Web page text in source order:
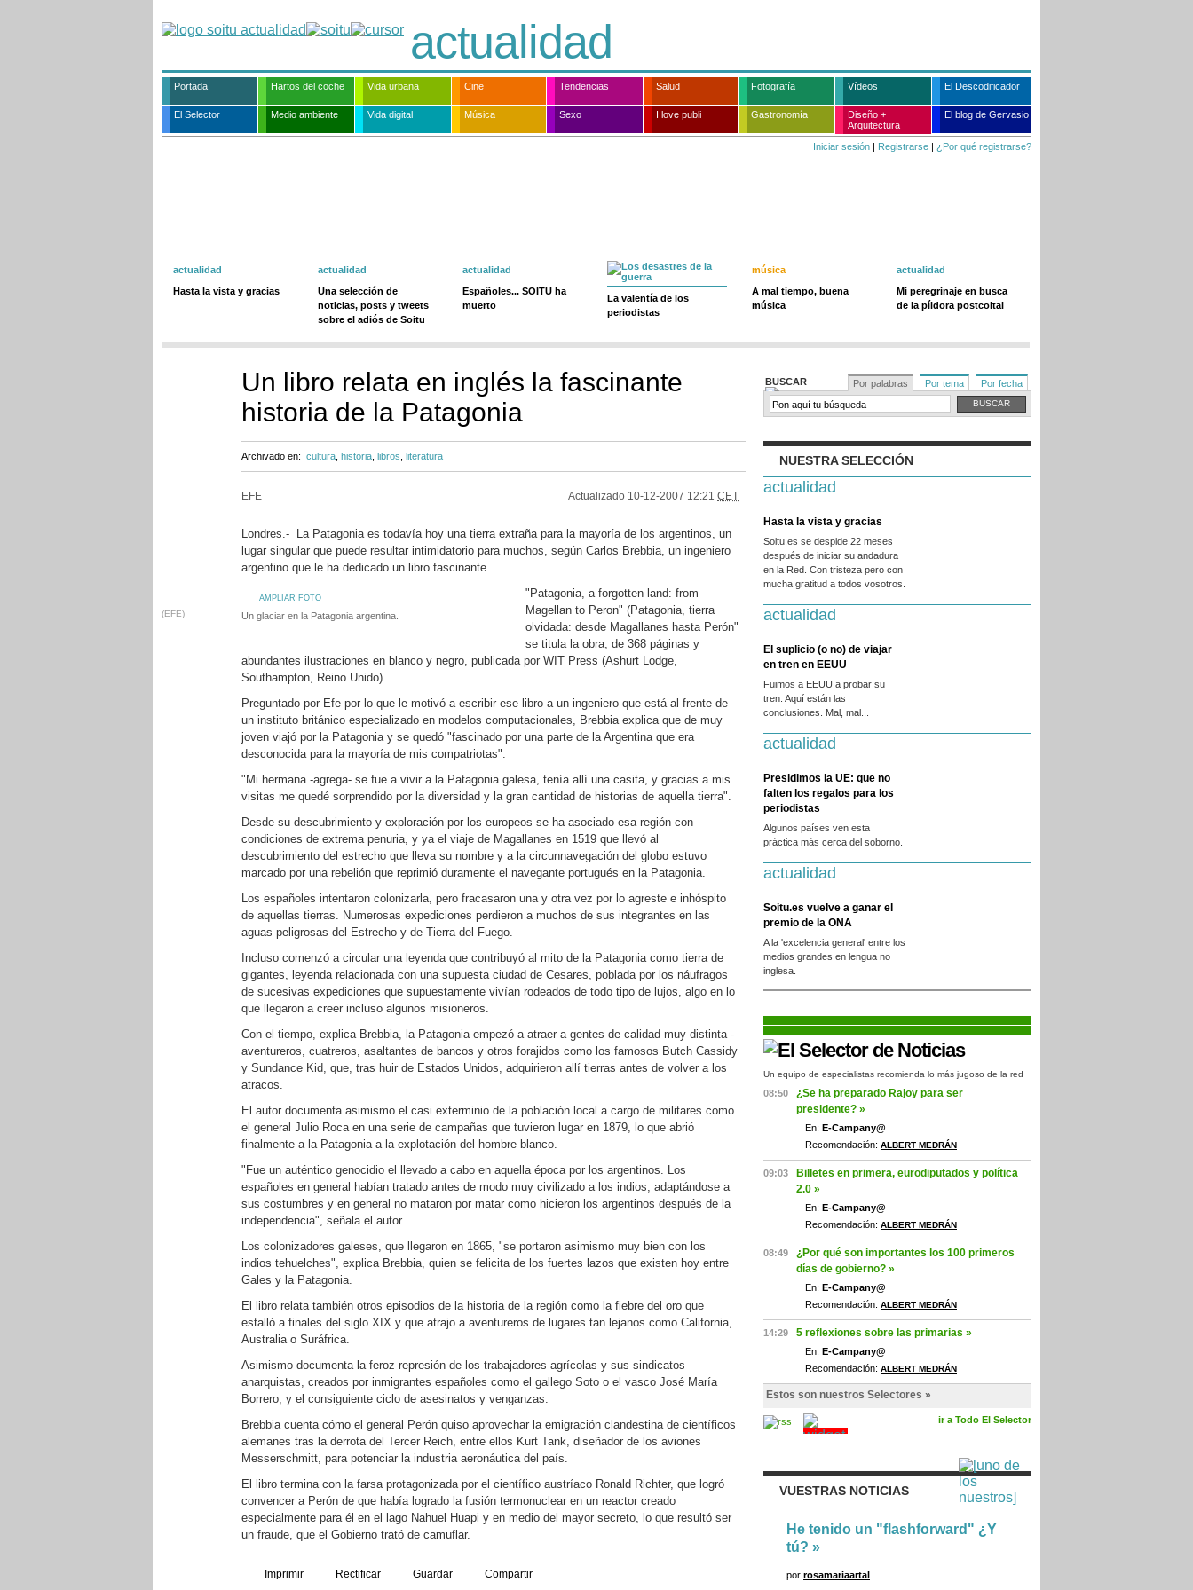
actualidad
Portada Hartos del coche Vida urbana Cine Tendencias Salud Fotografía Vídeos El Descodificador
El Selector Medio ambiente Vida digital Música Sexo I love publi Gastronomía
Diseño +
Arquitectura
El blog de Gervasio
Iniciar sesión | Registrarse | ¿Por qué registrarse?
actualidad
Hasta la vista y gracias
actualidad
Una selección de
noticias, posts y tweets
sobre el adiós de Soitu
actualidad
Españoles... SOITU ha
muerto
La valentía de los
periodistas
música
A mal tiempo, buena
música
actualidad
Mi peregrinaje en busca
de la píldora postcoital
Un libro relata en inglés la fascinante
historia de la Patagonia
Archivado en: cultura historia libros literatura
EFE Actualizado 10-12-2007 12:21 CET
Londres.- La Patagonia es todavía hoy una tierra extraña para la mayoría de los argentinos, un
lugar singular que puede resultar intimidatorio para muchos, según Carlos Brebbia, un ingeniero
argentino que le ha dedicado un libro fascinante.
AMPLIAR FOTO
(EFE) Un glaciar en la Patagonia argentina.
"Patagonia, a forgotten land: from
Magellan to Peron" (Patagonia, tierra
olvidada: desde Magallanes hasta Perón"
se titula la obra, de 368 páginas y
abundantes ilustraciones en blanco y negro, publicada por WIT Press (Ashurt Lodge,
Southampton, Reino Unido).
Preguntado por Efe por lo que le motivó a escribir ese libro a un ingeniero que está al frente de
un instituto británico especializado en modelos computacionales, Brebbia explica que de muy
joven viajó por la Patagonia y se quedó "fascinado por una parte de la Argentina que era
desconocida para la mayoría de mis compatriotas".
"Mi hermana -agrega- se fue a vivir a la Patagonia galesa, tenía allí una casita, y gracias a mis
visitas me quedé sorprendido por la diversidad y la gran cantidad de historias de aquella tierra".
Desde su descubrimiento y exploración por los europeos se ha asociado esa región con
condiciones de extrema penuria, y ya el viaje de Magallanes en 1519 que llevó al
descubrimiento del estrecho que lleva su nombre y a la circunnavegación del globo estuvo
marcado por una rebelión que reprimió duramente el navegante portugués en la Patagonia.
Los españoles intentaron colonizarla, pero fracasaron una y otra vez por lo agreste e inhóspito
de aquellas tierras. Numerosas expediciones perdieron a muchos de sus integrantes en las
aguas peligrosas del Estrecho y de Tierra del Fuego.
Incluso comenzó a circular una leyenda que contribuyó al mito de la Patagonia como tierra de
gigantes, leyenda relacionada con una supuesta ciudad de Cesares, poblada por los náufragos
de sucesivas expediciones que supuestamente vivían rodeados de todo tipo de lujos, algo en lo
que llegaron a creer incluso algunos misioneros.
Con el tiempo, explica Brebbia, la Patagonia empezó a atraer a gentes de calidad muy distinta -
aventureros, cuatreros, asaltantes de bancos y otros forajidos como los famosos Butch Cassidy
y Sundance Kid, que, tras huir de Estados Unidos, adquirieron allí tierras antes de volver a los
atracos.
El autor documenta asimismo el casi exterminio de la población local a cargo de militares como
el general Julio Roca en una serie de campañas que tuvieron lugar en 1879, lo que abrió
finalmente a la Patagonia a la explotación del hombre blanco.
"Fue un auténtico genocidio el llevado a cabo en aquella época por los argentinos. Los
españoles en general habían tratado antes de modo muy civilizado a los indios, adaptándose a
sus costumbres y en general no mataron por matar como hicieron los argentinos después de la
independencia", señala el autor.
Los colonizadores galeses, que llegaron en 1865, "se portaron asimismo muy bien con los
indios tehuelches", explica Brebbia, quien se felicita de los fuertes lazos que existen hoy entre
Gales y la Patagonia.
El libro relata también otros episodios de la historia de la región como la fiebre del oro que
estalló a finales del siglo XIX y que atrajo a aventureros de lugares tan lejanos como California,
Australia o Suráfrica.
Asimismo documenta la feroz represión de los trabajadores agrícolas y sus sindicatos
anarquistas, creados por inmigrantes españoles como el gallego Soto o el vasco José María
Borrero, y el consiguiente ciclo de asesinatos y venganzas.
Brebbia cuenta cómo el general Perón quiso aprovechar la emigración clandestina de científicos
alemanes tras la derrota del Tercer Reich, entre ellos Kurt Tank, diseñador de los aviones
Messerschmitt, para potenciar la industria aeronáutica del país.
El libro termina con la farsa protagonizada por el científico austríaco Ronald Richter, que logró
convencer a Perón de que había logrado la fusión termonuclear en un reactor creado
especialmente para él en el lago Nahuel Huapi y en medio del mayor secreto, lo que resultó ser
un fraude, que el Gobierno trató de camuflar.
Imprimir Rectificar Guardar Compartir
BUSCAR Por palabras Por tema Por fecha
NUESTRA SELECCIÓN
actualidad
Hasta la vista y gracias
Soitu.es se despide 22 meses
después de iniciar su andadura
en la Red. Con tristeza pero con
mucha gratitud a todos vosotros.
actualidad
El suplicio (o no) de viajar
en tren en EEUU
Fuimos a EEUU a probar su
tren. Aquí están las
conclusiones. Mal, mal...
actualidad
Presidimos la UE: que no
falten los regalos para los
periodistas
Algunos países ven esta
práctica más cerca del soborno.
actualidad
Soitu.es vuelve a ganar el
premio de la ONA
A la 'excelencia general' entre los
medios grandes en lengua no
inglesa.
Un equipo de especialistas recomienda lo más jugoso de la red
08:50
¿Se ha preparado Rajoy para ser
presidente? »
En: E-Campany@
Recomendación: ALBERT MEDRÁN
09:03
Billetes en primera, eurodiputados y política
2.0 »
En: E-Campany@
Recomendación: ALBERT MEDRÁN
08:49
¿Por qué son importantes los 100 primeros
días de gobierno? »
En: E-Campany@
Recomendación: ALBERT MEDRÁN
14:29 5 reflexiones sobre las primarias »
En: E-Campany@
Recomendación: ALBERT MEDRÁN
Estos son nuestros Selectores »
ir a Todo El Selector
VUESTRAS NOTICIAS
He tenido un "flashforward" ¿Y
tú? »
por rosamariaartal